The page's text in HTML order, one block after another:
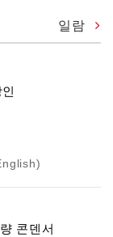
일람
콘덴서